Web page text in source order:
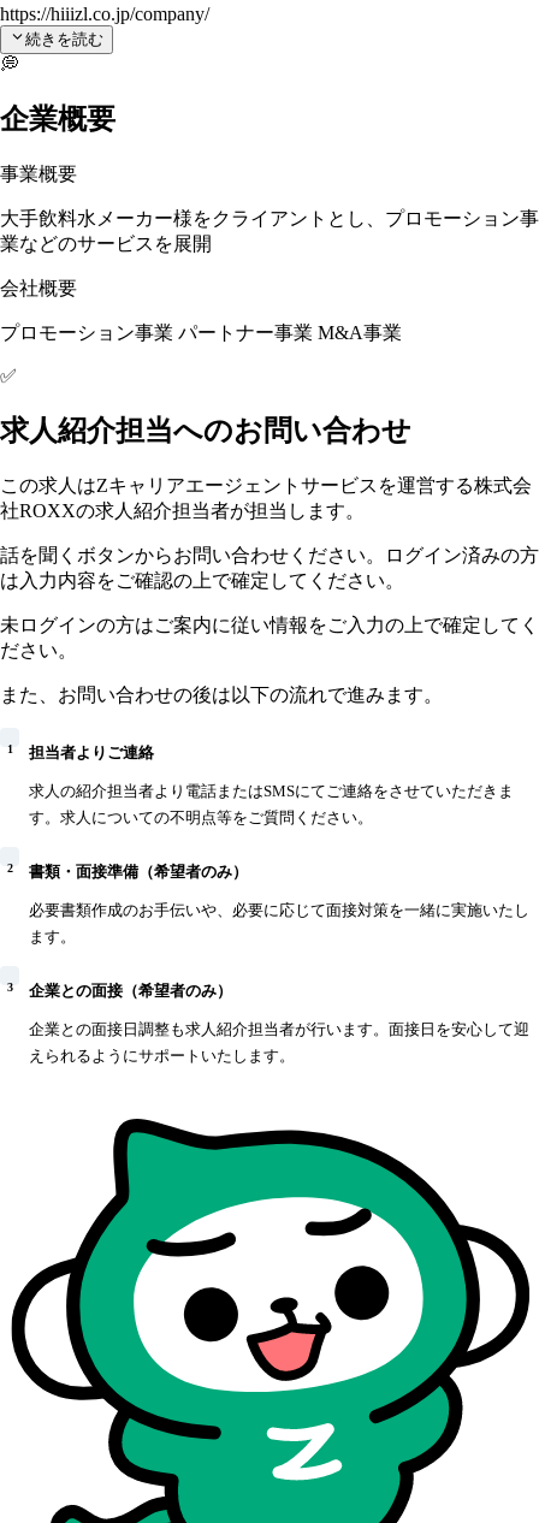
https://hiiizl.co.jp/company/
続きを読む
💭
企業概要
事業概要
大手飲料水メーカー様をクライアントとし、プロモーション事
業などのサービスを展開
会社概要
プロモーション事業 パートナー事業 M&A事業
✅
求人紹介担当へのお問い合わせ
この求人はZキャリアエージェントサービスを運営する株式会
社ROXXの求人紹介担当者が担当します。
話を聞くボタンからお問い合わせください。ログイン済みの方
は入力内容をご確認の上で確定してください。
未ログインの方はご案内に従い情報をご入力の上で確定してく
ださい。
また、お問い合わせの後は以下の流れで進みます。
1 担当者よりご連絡
求人の紹介担当者より電話またはSMSにてご連絡をさせていただきま
す。求人についての不明点等をご質問ください。
2 書類・面接準備（希望者のみ）
必要書類作成のお手伝いや、必要に応じて面接対策を一緒に実施いたし
ます。
3 企業との面接（希望者のみ）
企業との面接日調整も求人紹介担当者が行います。面接日を安心して迎
えられるようにサポートいたします。